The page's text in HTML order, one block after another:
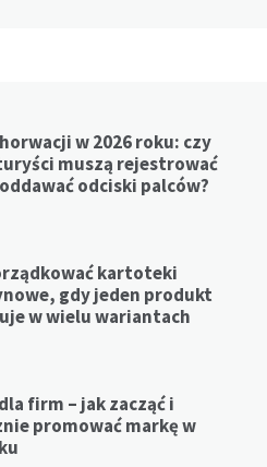
w 2026 roku: czy
muszą rejestrować
odciski palców?
kartoteki
gdy jeden produkt
w wielu wariantach
firm – jak zacząć i
promować markę w